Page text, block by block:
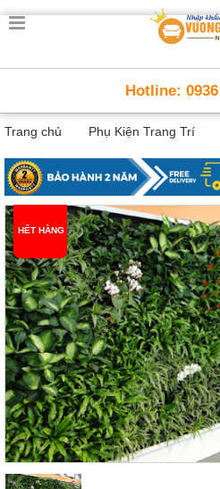
Trang
Thông
Minh
thất
thông
minh
Nội
Trẻ
Em
Giường
tầng,
bàn
học, tủ
sách
Nội
Thất
Phòng
Khách
tủ
Hotline: 0936
Trang chủ Phụ Kiện Trang Trí
HẾT HÀNG